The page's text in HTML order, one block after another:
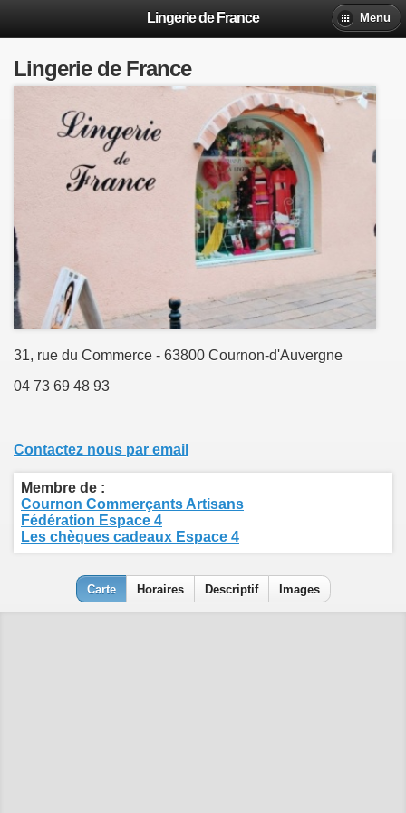
Lingerie de France Menu
Lingerie de France
31, rue du Commerce - 63800 Cournon-d'Auvergne
04 73 69 48 93
Contactez nous par email
Membre de :
Cournon Commerçants Artisans
Fédération Espace 4
Les chèques cadeaux Espace 4
Carte Horaires Descriptif Images